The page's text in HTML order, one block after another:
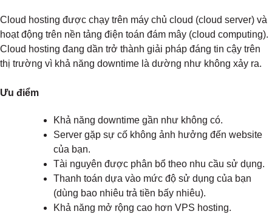
Cloud hosting được chạy trên máy chủ cloud (cloud server) và
hoạt động trên nền tảng điện toán đám mây (cloud computing).
Cloud hosting đang dần trở thành giải pháp đáng tin cậy trên
thị trường vì khả năng downtime là dường như không xảy ra.
Ưu điểm
Khả năng downtime gần như không có.
Server gặp sự cố không ảnh hưởng đến website
của bạn.
Tài nguyên được phân bổ theo nhu cầu sử dụng.
Thanh toán dựa vào mức độ sử dụng của bạn
(dùng bao nhiêu trả tiền bấy nhiêu).
Khả năng mở rộng cao hơn VPS hosting.